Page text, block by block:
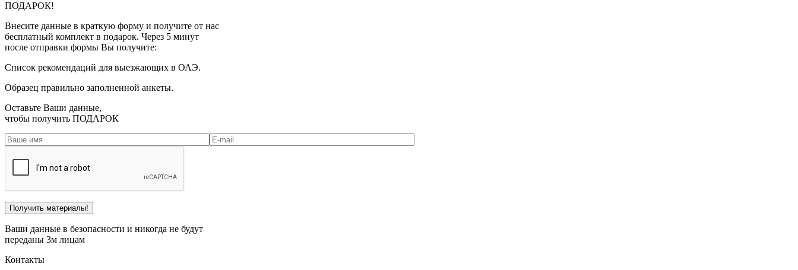
ПОДАРОК!
Внесите данные в краткую форму и получите от нас
бесплатный комплект в подарок. Через 5 минут
после отправки формы Вы получите:
Список рекомендаций для выезжающих в ОАЭ.
Образец правильно заполненной анкеты.
Оставьте Ваши данные,
чтобы получить ПОДАРОК
Ваши данные в безопасности и никогда не будут
переданы 3м лицам
Контакты